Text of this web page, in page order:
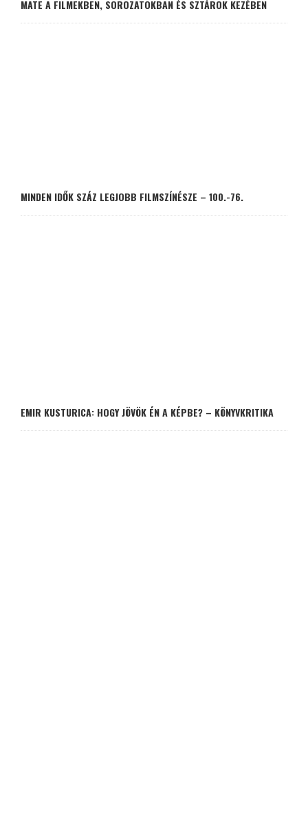
MATE A FILMEKBEN, SOROZATOKBAN ÉS SZTÁROK KEZÉBEN
MINDEN IDŐK SZÁZ LEGJOBB FILMSZÍNÉSZE – 100.-76.
EMIR KUSTURICA: HOGY JÖVÖK ÉN A KÉPBE? – KÖNYVKRITIKA